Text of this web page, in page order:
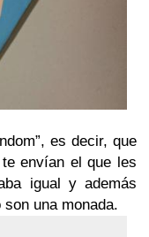
es decir, que
envían el que les
igual y además
una monada.